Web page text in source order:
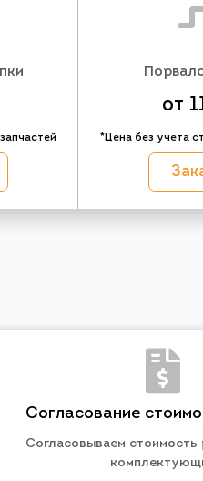
от
*Цена без учета
Согласование
Согласовываем стоимость